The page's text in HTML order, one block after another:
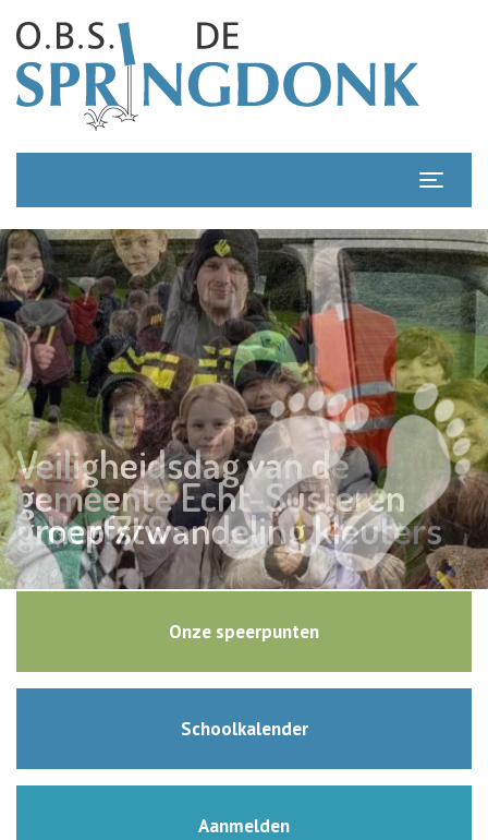
Herfstwandeling kleuters
Veiligheidsdag van de
gemeente Echt-Susteren
groep 7/8
Onze speerpunten
Schoolkalender
Aanmelden